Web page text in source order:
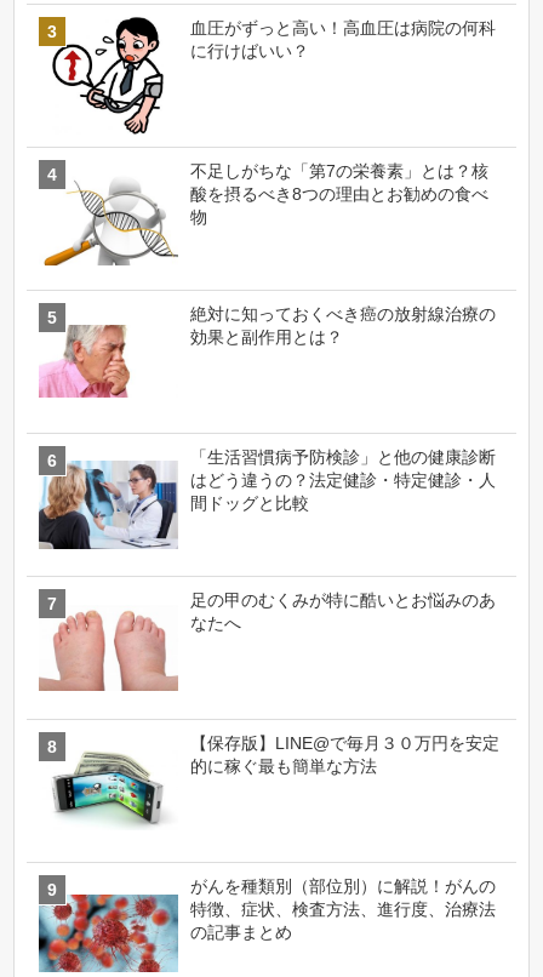
血圧がずっと高い！高血圧は病院の何科
に行けばいい？
不足しがちな「第7の栄養素」とは？核
酸を摂るべき8つの理由とお勧めの食べ
物
絶対に知っておくべき癌の放射線治療の
効果と副作用とは？
「生活習慣病予防検診」と他の健康診断
はどう違うの？法定健診・特定健診・人
間ドッグと比較
足の甲のむくみが特に酷いとお悩みのあ
なたへ
【保存版】LINE@で毎月３０万円を安定
的に稼ぐ最も簡単な方法
がんを種類別（部位別）に解説！がんの
特徴、症状、検査方法、進行度、治療法
の記事まとめ